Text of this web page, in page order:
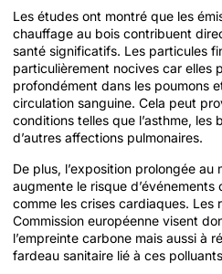
Les études ont montré que les
chauffage au bois contribuent
santé significatifs. Les particules
particulièrement nocives car elles
profondément dans les poumons
circulation sanguine. Cela peut
conditions telles que l’asthme, les
d’autres affections pulmonaires.
De plus, l’exposition prolongée
augmente le risque
comme les crises cardiaques. Les
Commission européenne visent
l’empreinte carbone mais aussi à
fardeau sanitaire lié à ces